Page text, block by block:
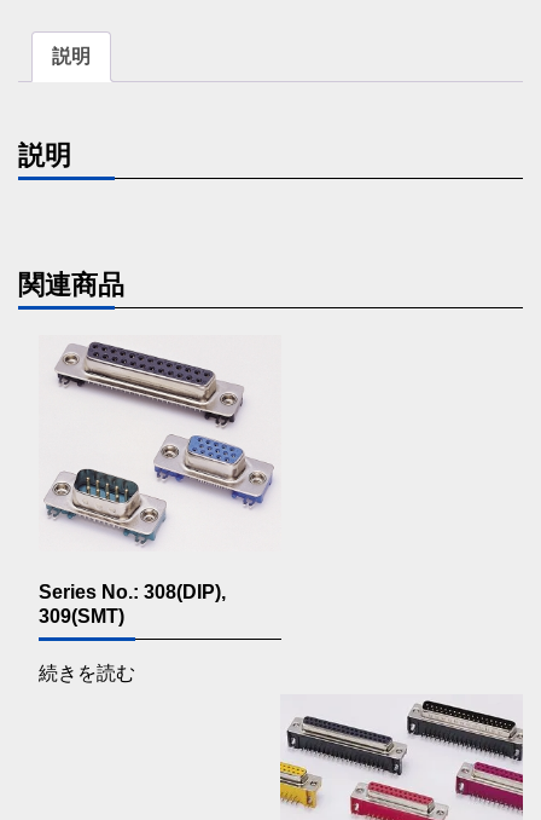
説明
説明
関連商品
Series No.: 308(DIP),
309(SMT)
続きを読む